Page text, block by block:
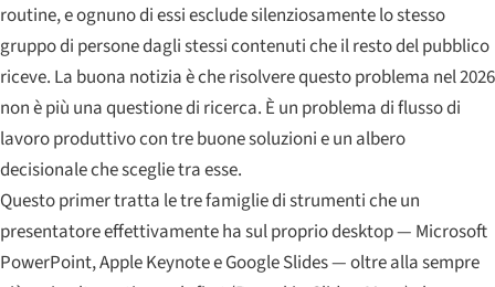
routine, e ognuno di essi esclude silenziosamente lo stesso
gruppo di persone dagli stessi contenuti che il resto del pubblico
riceve. La buona notizia è che risolvere questo problema nel 2026
non è più una questione di ricerca. È un problema di flusso di
lavoro produttivo con tre buone soluzioni e un albero
decisionale che sceglie tra esse.
Questo primer tratta le tre famiglie di strumenti che un
presentatore effettivamente ha sul proprio desktop — Microsoft
PowerPoint, Apple Keynote e Google Slides — oltre alla sempre